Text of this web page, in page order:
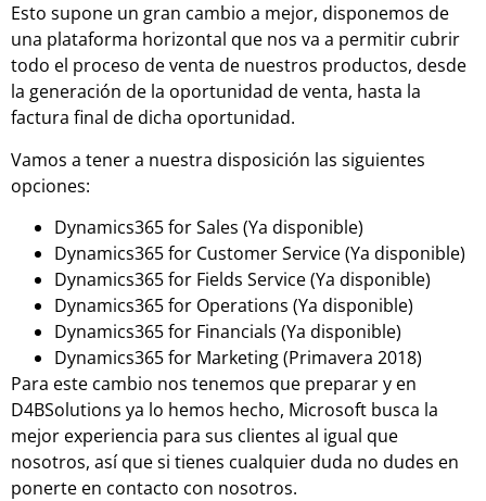
Esto supone un gran cambio a mejor, disponemos de
una plataforma horizontal que nos va a permitir cubrir
todo el proceso de venta de nuestros productos, desde
la generación de la oportunidad de venta, hasta la
factura final de dicha oportunidad.
Vamos a tener a nuestra disposición las siguientes
opciones:
Dynamics365 for Sales (Ya disponible)
Dynamics365 for Customer Service (Ya disponible)
Dynamics365 for Fields Service (Ya disponible)
Dynamics365 for Operations (Ya disponible)
Dynamics365 for Financials (Ya disponible)
Dynamics365 for Marketing (Primavera 2018)
Para este cambio nos tenemos que preparar y en
D4BSolutions ya lo hemos hecho, Microsoft busca la
mejor experiencia para sus clientes al igual que
nosotros, así que si tienes cualquier duda no dudes en
ponerte en contacto con nosotros.